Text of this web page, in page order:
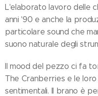
L'elaborato lavoro delle
anni '90 e anche la
particolare sound che
suono naturale degli
Il mood del pezzo ci fa
The Cranberries e le
sentimentali. Il brano è